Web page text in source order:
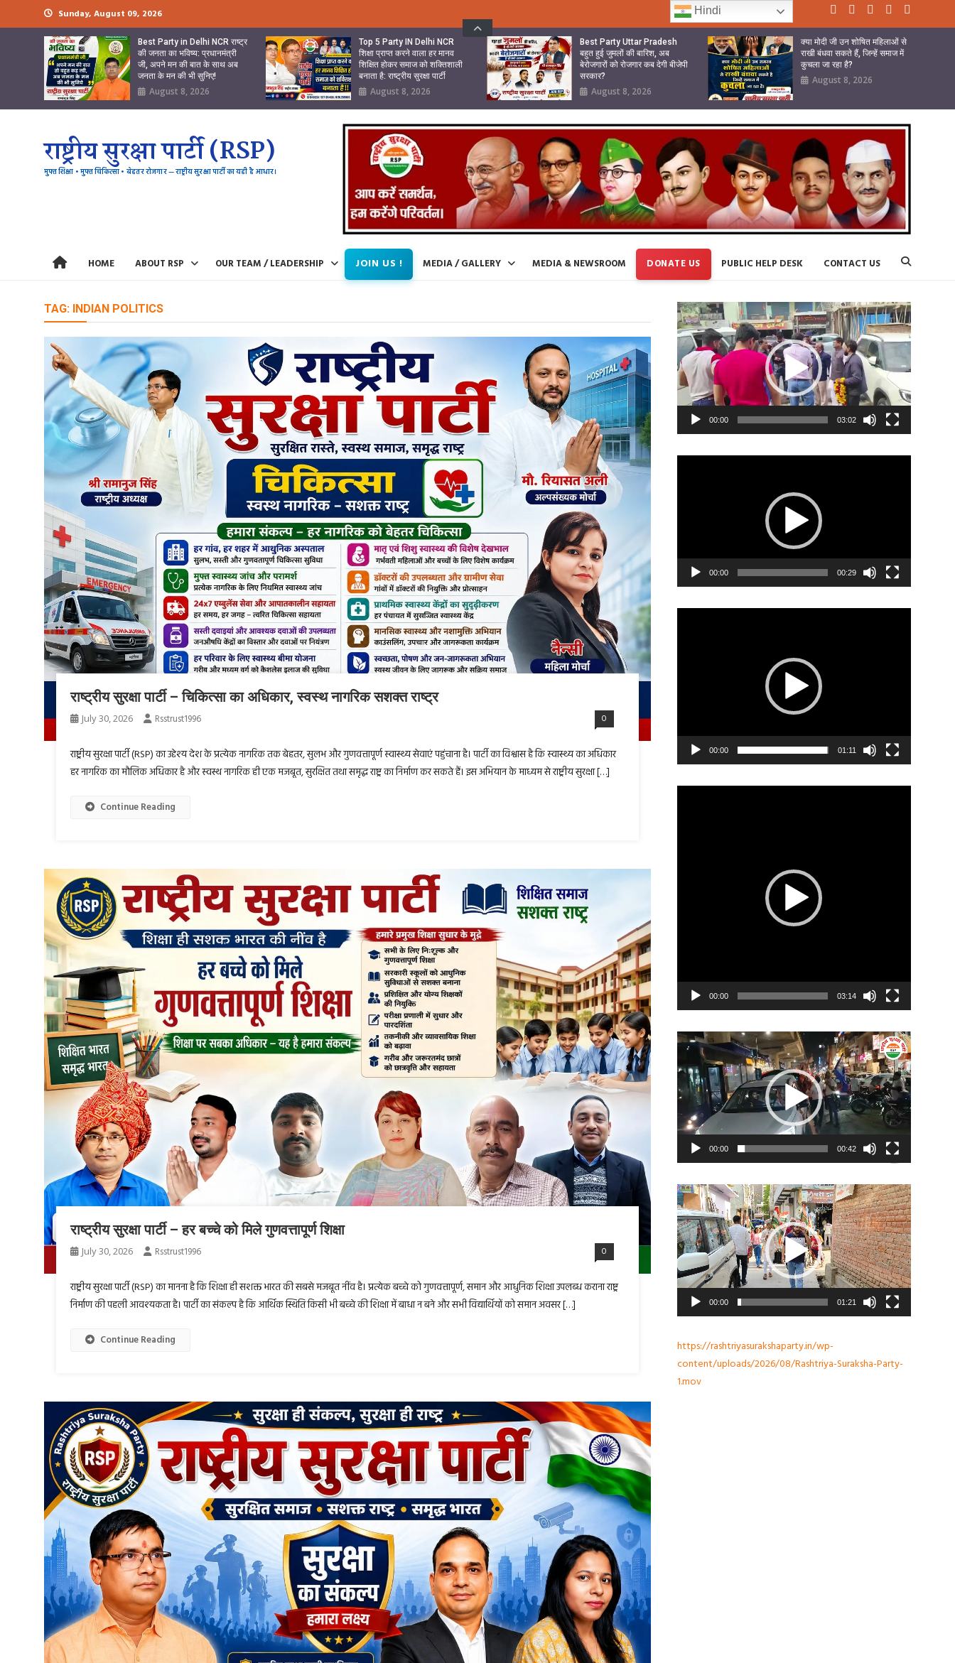
to
Sunday, August 09, 2026
Best Party in Delhi NCR राष्ट्र
की जनता का भविष्य: प्रधानमंत्री
जी, अपने मन की बात के साथ अब
जनता के मन की भी सुनिए!
August 8, 2026
Top 5 Party IN Delhi NCR
शिक्षा प्राप्त करने वाला हर मानव
शिक्षित होकर समाज को शक्तिशाली
बनाता है: राष्ट्रीय सुरक्षा पार्टी
August 8, 2026
Best Party Uttar Pradesh
बहुत हुई जुमलों की बारिश, अब
बेरोजगारों को रोजगार कब देगी बीजेपी
सरकार?
August 8, 2026
क्या मोदी जी उन शोषित महिलाओं से
राखी बंधवा सकते हैं, जिन्हें समाज में
कुचला जा रहा है?
August 8, 2026
राष्ट्रीय सुरक्षा पार्टी (RSP)
मुफ्त शिक्षा • मुफ्त चिकित्सा • बेहतर रोजगार — राष्ट्रीय सुरक्षा पार्टी का यही है आधार।
HOME ABOUT RSP OUR TEAM / LEADERSHIP JOIN US ! MEDIA / GALLERY MEDIA & NEWSROOM DONATE US PUBLIC HELP DESK CONTACT US
TAG: INDIAN POLITICS
राष्ट्रीय सुरक्षा पार्टी – चिकित्सा का अधिकार, स्वस्थ नागरिक सशक्त राष्ट्र
July 30, 2026 Rsstrust1996 0
राष्ट्रीय सुरक्षा पार्टी (RSP) का उद्देश्य देश के प्रत्येक नागरिक तक बेहतर, सुलभ और गुणवत्तापूर्ण स्वास्थ्य सेवाएं पहुंचाना है। पार्टी का विश्वास है कि स्वास्थ्य का अधिकार
हर नागरिक का मौलिक अधिकार है और स्वस्थ नागरिक ही एक मजबूत, सुरक्षित तथा समृद्ध राष्ट्र का निर्माण कर सकते हैं। इस अभियान के माध्यम से राष्ट्रीय सुरक्षा […]
Continue Reading
राष्ट्रीय सुरक्षा पार्टी – हर बच्चे को मिले गुणवत्तापूर्ण शिक्षा
July 30, 2026 Rsstrust1996 0
राष्ट्रीय सुरक्षा पार्टी (RSP) का मानना है कि शिक्षा ही सशक्त भारत की सबसे मजबूत नींव है। प्रत्येक बच्चे को गुणवत्तापूर्ण, समान और आधुनिक शिक्षा उपलब्ध कराना राष्ट्र
निर्माण की पहली आवश्यकता है। पार्टी का संकल्प है कि आर्थिक स्थिति किसी भी बच्चे की शिक्षा में बाधा न बने और सभी विद्यार्थियों को समान अवसर […]
Continue Reading
Video
Player
00:00 03:02
00:00 00:29
00:00 01:11
00:00 03:14
Video
Player
00:00 00:42
Video
Player
00:00 01:21
https://rashtriyasurakshaparty.in/wp-
content/uploads/2026/08/Rashtriya-Suraksha-Party-
1.mov
Hindi